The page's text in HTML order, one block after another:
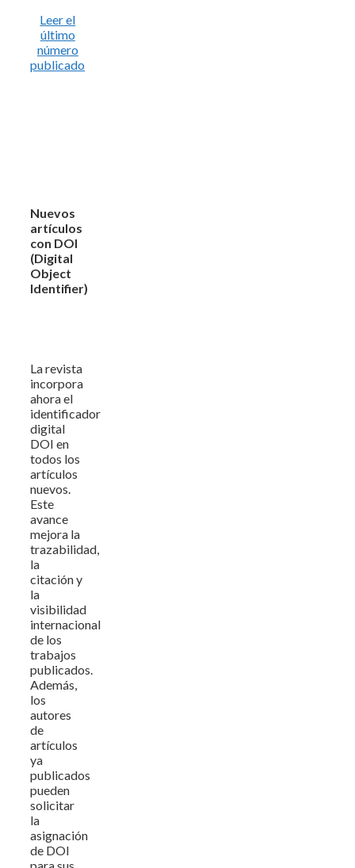
Leer el
último
número
publicado
Nuevos
artículos
con DOI
(Digital
Object
Identifier)
La revista
incorpora
ahora el
identificador
digital
DOI en
todos los
artículos
nuevos.
Este
avance
mejora la
trazabilidad,
la
citación y
la
visibilidad
internacional
de los
trabajos
publicados.
Además,
los
autores
de
artículos
ya
publicados
pueden
solicitar
la
asignación
de DOI